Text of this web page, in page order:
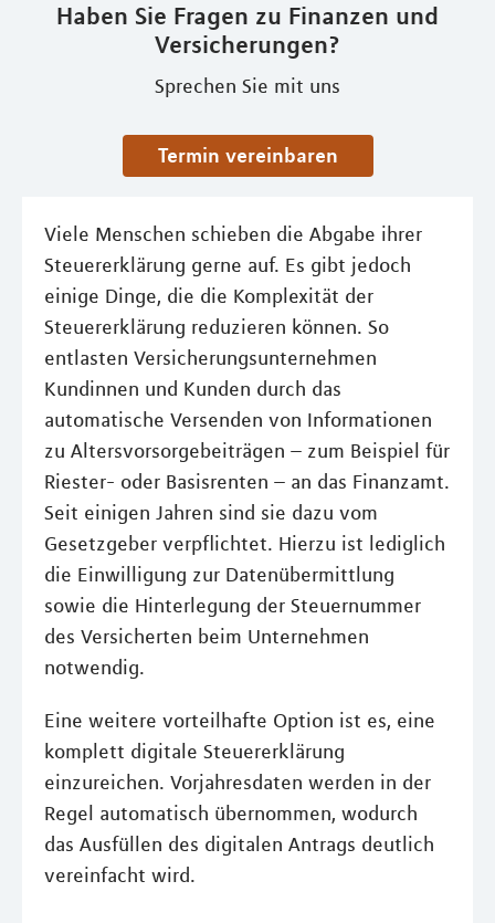
Haben Sie Fragen zu Finanzen und
Versicherungen?
Sprechen Sie mit uns
Termin vereinbaren
Viele Menschen schieben die Abgabe ihrer
Steuererklärung gerne auf. Es gibt jedoch
einige Dinge, die die Komplexität der
Steuererklärung reduzieren können. So
entlasten Versicherungsunternehmen
Kundinnen und Kunden durch das
automatische Versenden von Informationen
zu Altersvorsorgebeiträgen – zum Beispiel für
Riester- oder Basisrenten – an das Finanzamt.
Seit einigen Jahren sind sie dazu vom
Gesetzgeber verpflichtet. Hierzu ist lediglich
die Einwilligung zur Datenübermittlung
sowie die Hinterlegung der Steuernummer
des Versicherten beim Unternehmen
notwendig.
Eine weitere vorteilhafte Option ist es, eine
komplett digitale Steuererklärung
einzureichen. Vorjahresdaten werden in der
Regel automatisch übernommen, wodurch
das Ausfüllen des digitalen Antrags deutlich
vereinfacht wird.